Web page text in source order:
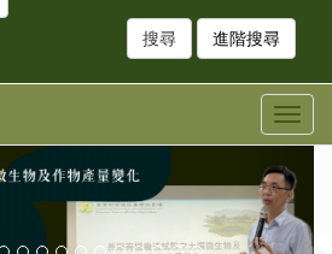
進階搜尋
下
一
張